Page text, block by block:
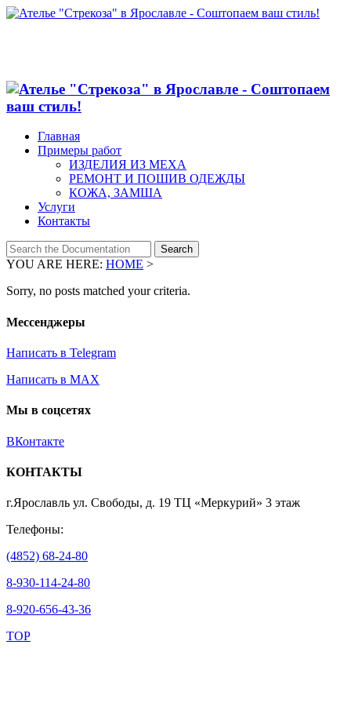
Главная
Примеры работ
ИЗДЕЛИЯ ИЗ МЕХА
РЕМОНТ И ПОШИВ ОДЕЖДЫ
КОЖА, ЗАМША
Услуги
Контакты
YOU ARE HERE: HOME >
Sorry, no posts matched your criteria.
Мессенджеры
Написать в Telegram
Написать в MAX
Мы в соцсетях
ВКонтакте
КОНТАКТЫ
г.Ярославль ул. Свободы, д. 19 ТЦ «Меркурий» 3 этаж
Телефоны:
(4852) 68-24-80
8-930-114-24-80
8-920-656-43-36
TOP